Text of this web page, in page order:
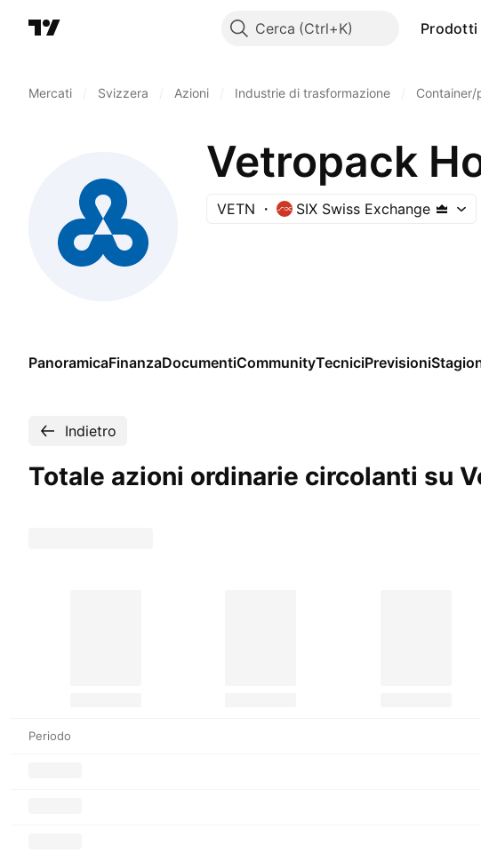
Cerca Prodotti
Mercati Svizzera Azioni Industrie di trasformazione
Vetropack
VETN SIX Swiss Exchange
PanoramicaFinanzaDocumentiCommunityTecniciPrevisioni
Indietro
Totale azioni ordinarie circolanti su
Periodo